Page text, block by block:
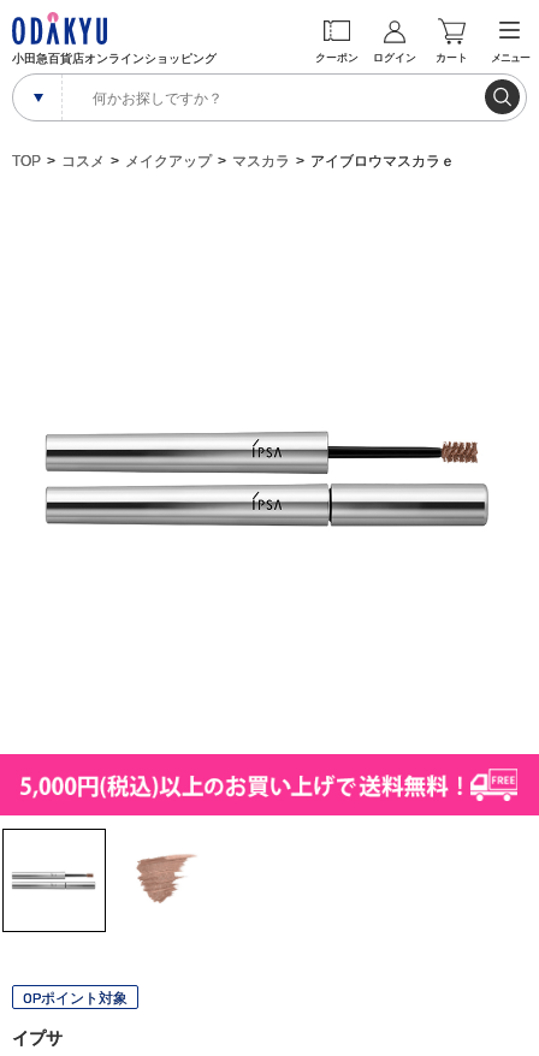
小田急百貨店オンラインショッピング クーポン ログイン カート メニュー
TOP コスメ メイクアップ マスカラ アイブロウマスカラｅ
OPポイント対象
イプサ